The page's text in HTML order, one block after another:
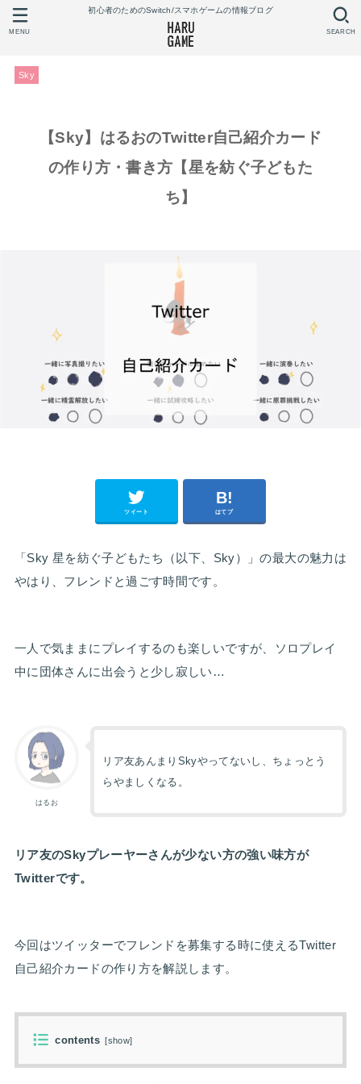
初心者のためのSwitch/スマホゲームの情報ブログ
SEARCH
MENU
Sky
【Sky】はるおのTwitter自己紹介カード
の作り方・書き方【星を紡ぐ子どもた
ち】
ツイート はてブ
「Sky 星を紡ぐ子どもたち（以下、Sky）」の最大の魅力は
やはり、フレンドと過ごす時間です。
一人で気ままにプレイするのも楽しいですが、ソロプレイ
中に団体さんに出会うと少し寂しい…
はるお
リア友あんまりSkyやってないし、ちょっとう
らやましくなる。
リア友のSkyプレーヤーさんが少ない方の強い味方が
Twitterです。
今回はツイッターでフレンドを募集する時に使えるTwitter
自己紹介カードの作り方を解説します。
contents [show]